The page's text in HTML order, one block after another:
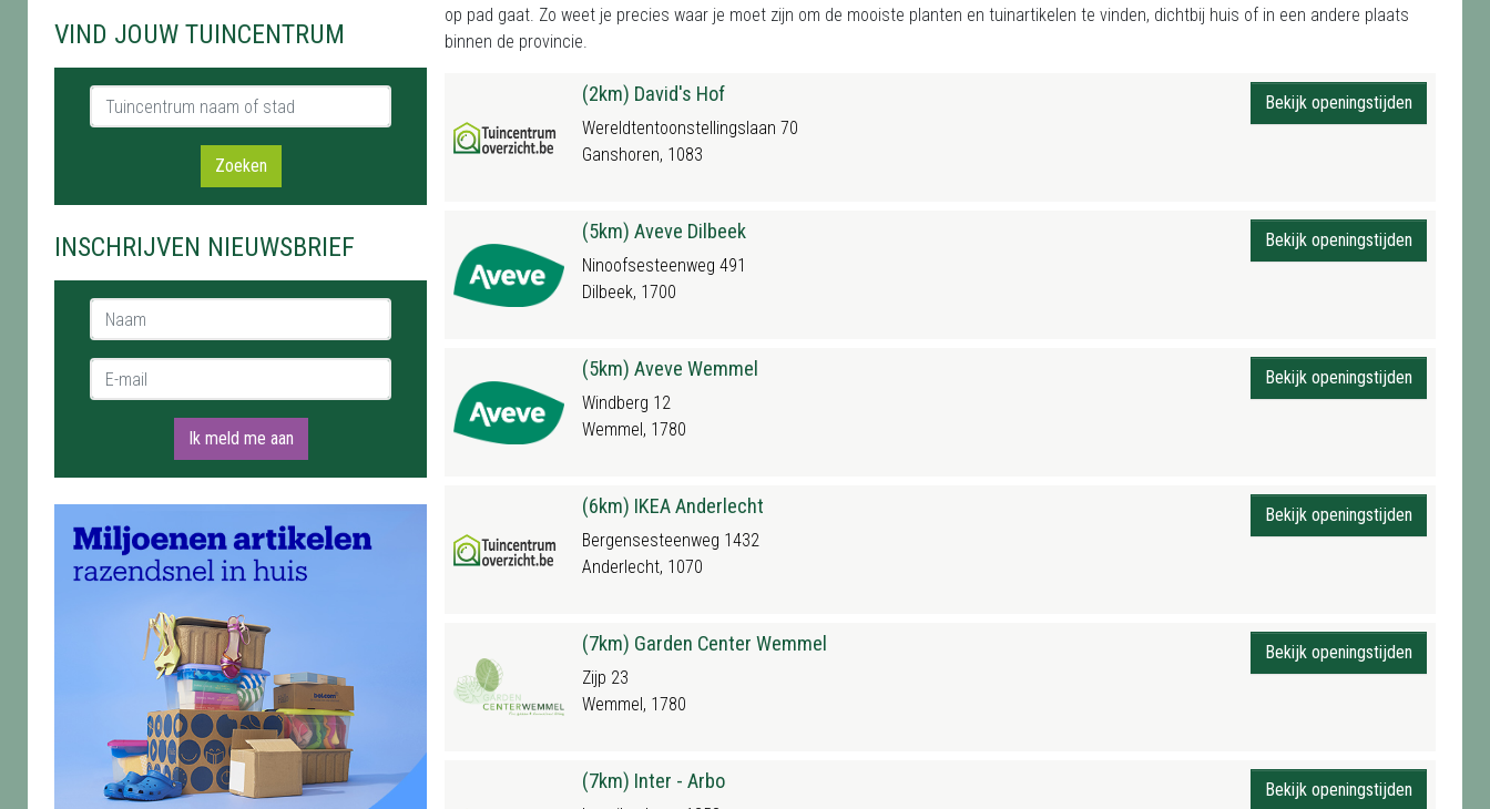
VIND JOUW TUINCENTRUM
Tuincentrum naam of stad
Zoeken
INSCHRIJVEN NIEUWSBRIEF
Naam *
E-mail *
Ik meld me aan
op pad gaat. Zo weet je precies waar je moet zijn om de mooiste planten en tuinartikelen te vinden, dichtbij huis of in een andere plaats
binnen de provincie.
(2km) David's Hof
Wereldtentoonstellingslaan 70
Ganshoren, 1083
Bekijk openingstijden
(5km) Aveve Dilbeek
Ninoofsesteenweg 491
Dilbeek, 1700
Bekijk openingstijden
(5km) Aveve Wemmel
Windberg 12
Wemmel, 1780
Bekijk openingstijden
(6km) IKEA Anderlecht
Bergensesteenweg 1432
Anderlecht, 1070
Bekijk openingstijden
(7km) Garden Center Wemmel
Zijp 23
Wemmel, 1780
Bekijk openingstijden
(7km) Inter - Arbo Bekijk openingstijden